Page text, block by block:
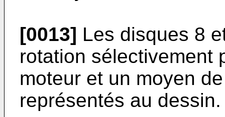
[0013] Les disques 8
rotation sélectivement
moteur et un moyen
représentés au dessin.